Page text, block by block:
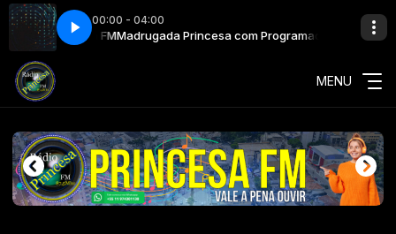
00:00 - 04:00
Princesa FMMadrugada Princesa com Programador Princesa FM
MENU